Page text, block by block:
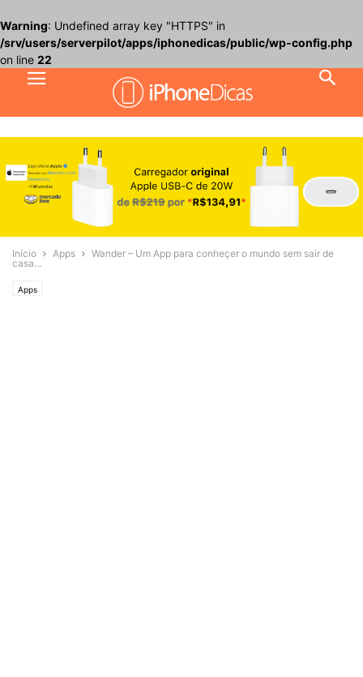
Warning: Undefined array key "HTTPS" in
/srv/users/serverpilot/apps/iphonedicas/public/wp-config.php
on line 22
Início Apps
Wander – Um App para conheçer o mundo sem sair de
casa...
Apps